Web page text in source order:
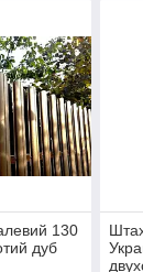
130
дуб